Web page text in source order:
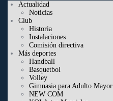
Actualidad
Noticias
Club
Historia
Instalaciones
Comisión directiva
Más deportes
Handball
Basquetbol
Volley
Gimnasia para Adulto Mayor
NEW COM